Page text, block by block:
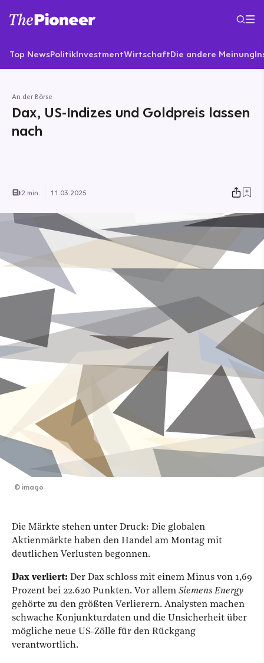
Top NewsPolitikInvestmentWirtschaftDie andere Meinung
An der Börse
Dax, US-Indizes und Goldpreis lassen
nach
2 min. 11.03.2025
© imago
Die Märkte stehen unter Druck: Die globalen
Aktienmärkte haben den Handel am Montag mit
deutlichen Verlusten begonnen.
Dax verliert: Der Dax schloss mit einem Minus von 1,69
Prozent bei 22.620 Punkten. Vor allem Siemens Energy
gehörte zu den größten Verlierern. Analysten machen
schwache Konjunkturdaten und die Unsicherheit über
mögliche neue US-Zölle für den Rückgang
verantwortlich.